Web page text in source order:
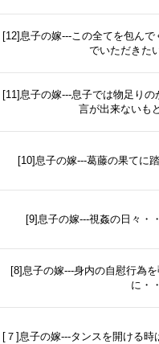
[12]息子の嫁---この全てを包ん
でいただきた
[11]息子の嫁---息子では物足り
言が出来ないも
[10]息子の嫁---葛藤の果てに
[9]息子の嫁---視姦の日々・
[8]息子の嫁---身内の自慰行為
に・
[７]息子の嫁---タンスを開ける時